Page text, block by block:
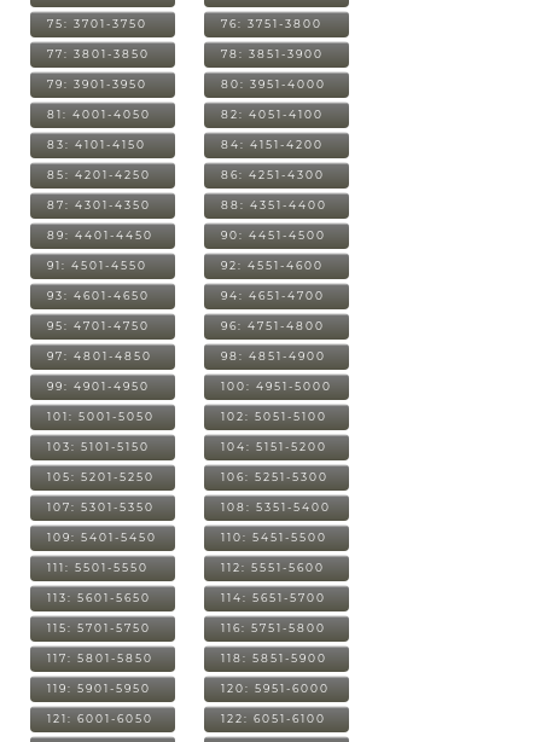
75: 3701-3750 76: 3751-3800
77: 3801-3850 78: 3851-3900
79: 3901-3950 80: 3951-4000
81: 4001-4050 82: 4051-4100
83: 4101-4150 84: 4151-4200
85: 4201-4250 86: 4251-4300
87: 4301-4350 88: 4351-4400
89: 4401-4450 90: 4451-4500
91: 4501-4550 92: 4551-4600
93: 4601-4650 94: 4651-4700
95: 4701-4750 96: 4751-4800
97: 4801-4850 98: 4851-4900
99: 4901-4950 100: 4951-5000
101: 5001-5050 102: 5051-5100
103: 5101-5150 104: 5151-5200
105: 5201-5250 106: 5251-5300
107: 5301-5350 108: 5351-5400
109: 5401-5450 110: 5451-5500
111: 5501-5550 112: 5551-5600
113: 5601-5650 114: 5651-5700
115: 5701-5750 116: 5751-5800
117: 5801-5850 118: 5851-5900
119: 5901-5950 120: 5951-6000
121: 6001-6050 122: 6051-6100